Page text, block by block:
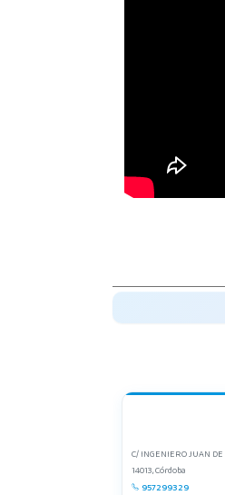
C/ INGENIERO JUAN
14013, Córdoba
957299329